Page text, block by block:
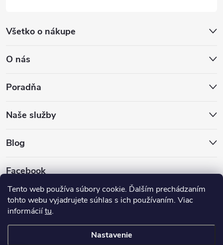
Tento web používa súbory cookie. Ďalším prechádzaním
tohto webu vyjadrujete súhlas s ich používaním. Viac
informáciítu.
Nastavenie
Všetko o nákupe
O nás
Poradňa
Naše služby
Blog
Facebook